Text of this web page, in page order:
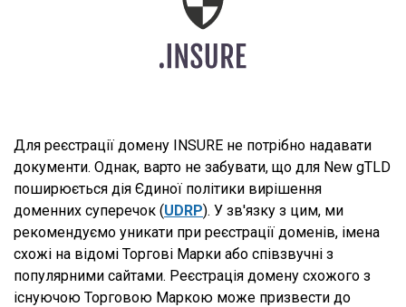
Для реєстрації домену INSURE не потрібно надавати
документи. Однак, варто не забувати, що для New gTLD
поширюється дія Єдиної політики вирішення
доменних суперечок (UDRP). У зв'язку з цим, ми
рекомендуємо уникати при реєстрації доменів, імена
схожі на відомі Торгові Марки або співзвучні з
популярними сайтами. Реєстрація домену схожого з
існуючою Торговою Маркою може призвести до